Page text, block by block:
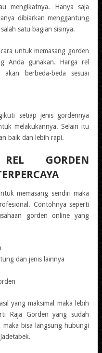
mengikatnya. Hanya saja
dibiarkan menggantung
satu bagian sisinya.
untuk memasang gorden
Anda gunakan. Harga rel
berbeda-beda sesuai
setiap jenis gordennya
melakukannya. Selain itu
baik dan lebih rapi.
GORDEN
memasang sendiri maka
Contohnya seperti
gorden online yang
dan jenis lainnya
yang maksimal maka lebih
Raja Gorden yang sudah
maka bisa langsung hubungi